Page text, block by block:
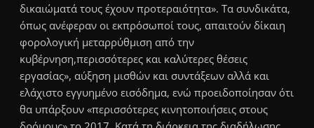
δικαιώματά τους έχουν προτεραιότητα». Τα συνδικάτα,
όπως ανέφεραν οι εκπρόσωποί τους, απαιτούν δίκαιη
φορολογική μεταρρύθμιση από την
κυβέρνηση,περισσότερες και καλύτερες θέσεις
εργασίας», αύξηση μισθών και συντάξεων αλλά και
ελάχιστο εγγυημένο εισόδημα, ενώ προειδοποίησαν ότι
θα υπάρξουν «περισσότερες κινητοποιήσεις στους